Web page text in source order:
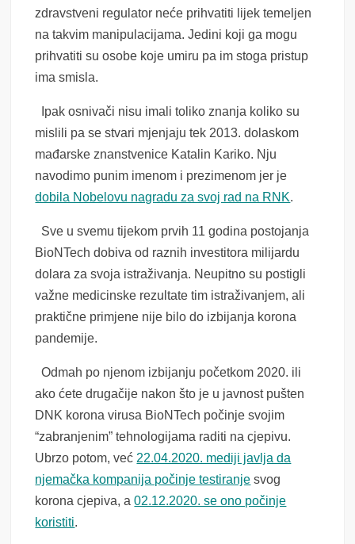
zdravstveni regulator neće prihvatiti lijek temeljen
na takvim manipulacijama. Jedini koji ga mogu
prihvatiti su osobe koje umiru pa im stoga pristup
ima smisla.
Ipak osnivači nisu imali toliko znanja koliko su
mislili pa se stvari mjenjaju tek 2013. dolaskom
mađarske znanstvenice Katalin Kariko. Nju
navodimo punim imenom i prezimenom jer je
dobila Nobelovu nagradu za svoj rad na RNK.
Sve u svemu tijekom prvih 11 godina postojanja
BioNTech dobiva od raznih investitora milijardu
dolara za svoja istraživanja. Neupitno su postigli
važne medicinske rezultate tim istraživanjem, ali
praktične primjene nije bilo do izbijanja korona
pandemije.
Odmah po njenom izbijanju početkom 2020. ili
ako ćete drugačije nakon što je u javnost pušten
DNK korona virusa BioNTech počinje svojim
“zabranjenim” tehnologijama raditi na cjepivu.
Ubrzo potom, već 22.04.2020. mediji javlja da
njemačka kompanija počinje testiranje svog
korona cjepiva, a02.12.2020. se ono počinje
koristiti.